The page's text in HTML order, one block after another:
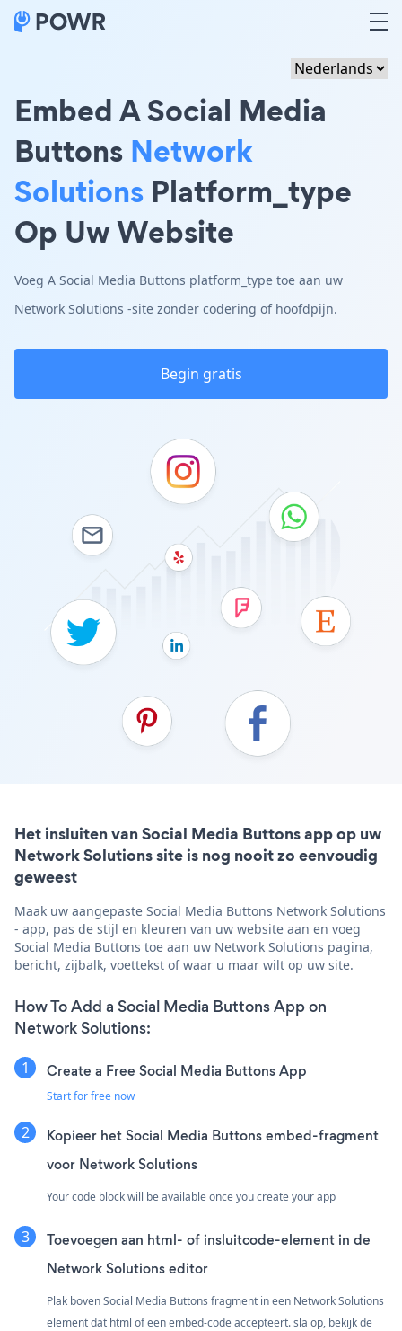
Embed A Social Media
Buttons Network
Solutions Platform_type
Op Uw Website
Voeg A Social Media Buttons platform_type toe aan uw
Network Solutions -site zonder codering of hoofdpijn.
Begin gratis
Het insluiten van Social Media Buttons app op uw
Network Solutions site is nog nooit zo eenvoudig
geweest
Maak uw aangepaste Social Media Buttons Network Solutions
- app, pas de stijl en kleuren van uw website aan en voeg
Social Media Buttons toe aan uw Network Solutions pagina,
bericht, zijbalk, voettekst of waar u maar wilt op uw site.
How To Add a Social Media Buttons App on
Network Solutions:
Create a Free Social Media Buttons App
Start for free now
Kopieer het Social Media Buttons embed-fragment
voor Network Solutions
Your code block will be available once you create your app
Toevoegen aan html- of insluitcode-element in de
Network Solutions editor
Plak boven Social Media Buttons fragment in een Network Solutions
element dat html of een embed-code accepteert. sla op, bekijk de